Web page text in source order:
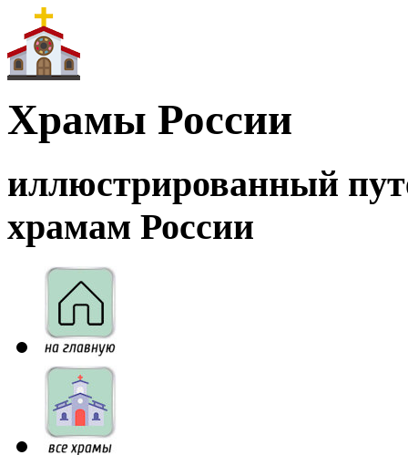
Храмы России
иллюстрированный
храмам России